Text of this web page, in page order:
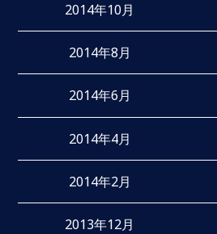
2014年10月
2014年8月
2014年6月
2014年4月
2014年2月
2013年12月